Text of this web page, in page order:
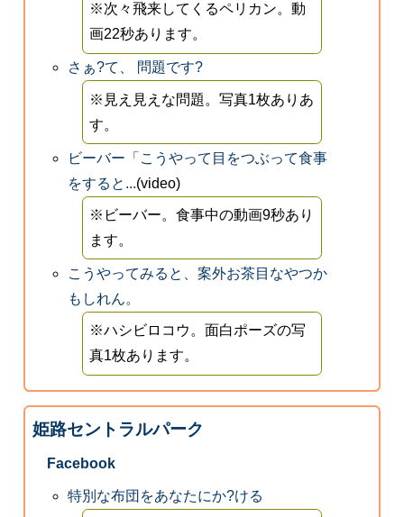
※次々飛来してくるペリカン。動
画22秒あります。
さぁ?て、 問題です?
※見え見えな問題。写真1枚ありあ
す。
ビーバー「こうやって目をつぶって食事
をすると...(video)
※ビーバー。食事中の動画9秒あり
ます。
こうやってみると、案外お茶目なやつか
もしれん。
※ハシビロコウ。面白ポーズの写
真1枚あります。
姫路セントラルパーク
Facebook
特別な布団をあなたにか?ける